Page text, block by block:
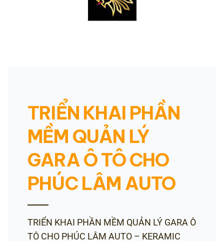
TRIỂN KHAI PHẦN
MỀM QUẢN LÝ
GARA Ô TÔ CHO
PHÚC LÂM AUTO
TRIỂN KHAI PHẦN MỀM QUẢN LÝ GARA Ô
TÔ CHO PHÚC LÂM AUTO – KERAMIC